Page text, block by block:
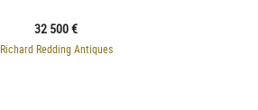
32 500 €
Richard Redding Antiques